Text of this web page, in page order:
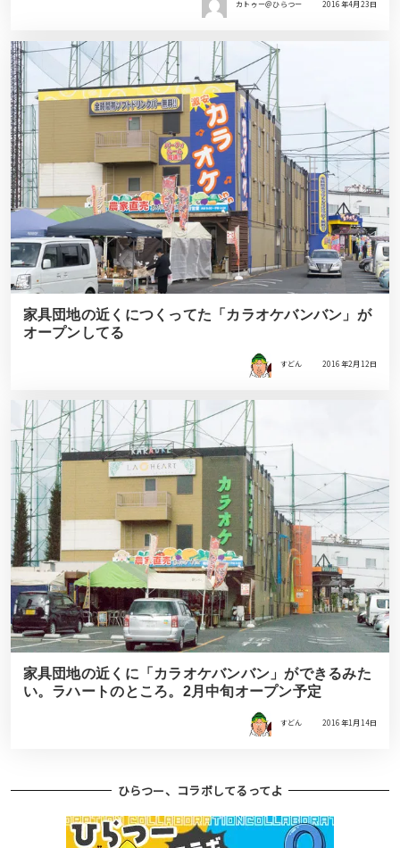
カトゥー＠ひらつー 2016年4月23日
家具団地の近くにつくってた「カラオケバンバン」が
オープンしてる
すどん 2016年2月12日
家具団地の近くに「カラオケバンバン」ができるみた
い。ラハートのところ。2月中旬オープン予定
すどん 2016年1月14日
ひらつー、コラボしてるってよ